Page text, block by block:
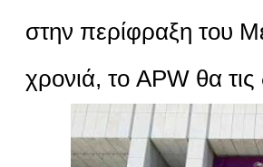
στην περίφραξη του
χρονιά, το APW θα